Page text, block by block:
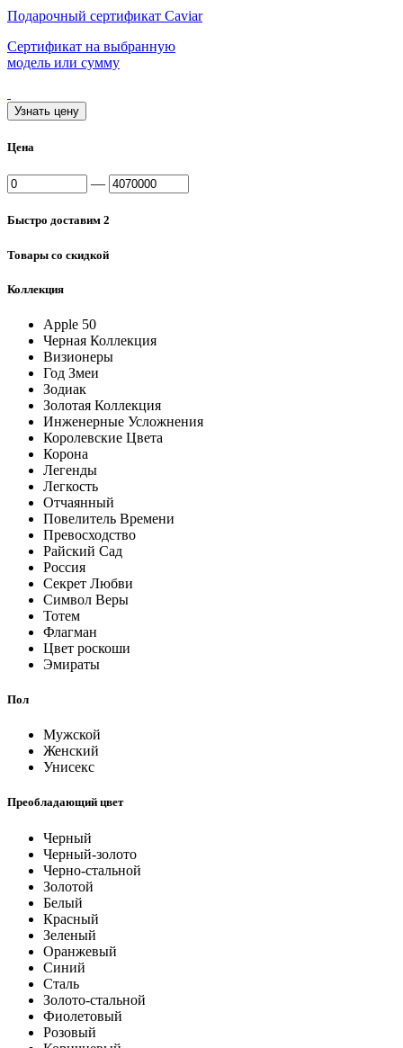
Подарочный сертификат Caviar
Сертификат на выбранную
модель или сумму
Узнать цену
Цена
—
Быстро доставим 2
Товары со скидкой
Коллекция
Apple 50
Черная Коллекция
Визионеры
Год Змеи
Зодиак
Золотая Коллекция
Инженерные Усложнения
Королевские Цвета
Корона
Легенды
Легкость
Отчаянный
Повелитель Времени
Превосходство
Райский Сад
Россия
Секрет Любви
Символ Веры
Тотем
Флагман
Цвет роскоши
Эмираты
Пол
Мужской
Женский
Унисекс
Преобладающий цвет
Черный
Черный-золото
Черно-стальной
Золотой
Белый
Красный
Зеленый
Оранжевый
Синий
Сталь
Золото-стальной
Фиолетовый
Розовый